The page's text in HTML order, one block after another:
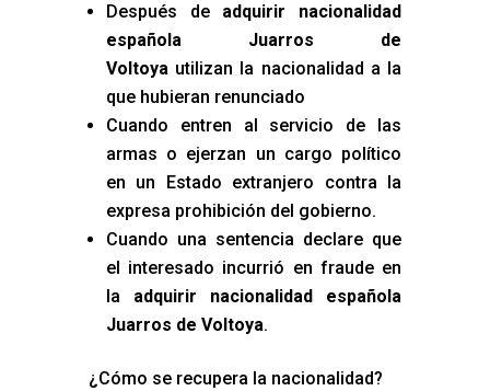
Después de adquirir nacionalidad
española Juarros de
Voltoyautilizan la nacionalidad a la
que hubieran renunciado
Cuando entren al servicio de las
armas o ejerzan un cargo político
en un Estado extranjero contra la
expresa prohibición del gobierno.
Cuando una sentencia declare que
el interesado incurrió en fraude en
la adquirir nacionalidad española
Juarros de Voltoya.
¿Cómo se recupera la nacionalidad?